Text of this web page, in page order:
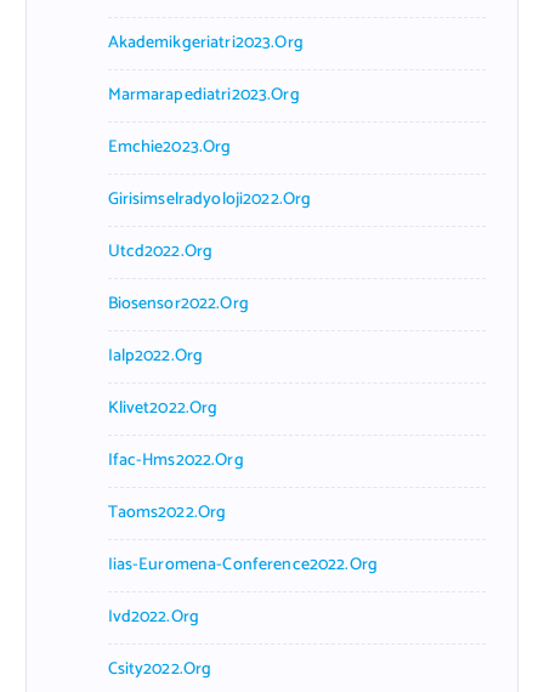
Akademikgeriatri2023.org
Marmarapediatri2023.org
Emchie2023.org
Girisimselradyoloji2022.org
Utcd2022.org
Biosensor2022.org
Ialp2022.org
Klivet2022.org
Ifac-Hms2022.org
Taoms2022.org
Iias-Euromena-Conference2022.org
Ivd2022.org
Csity2022.org